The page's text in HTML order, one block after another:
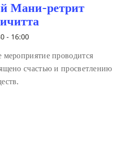
Мани-ретрит
- 16:00
проводится
счастью и просветлению